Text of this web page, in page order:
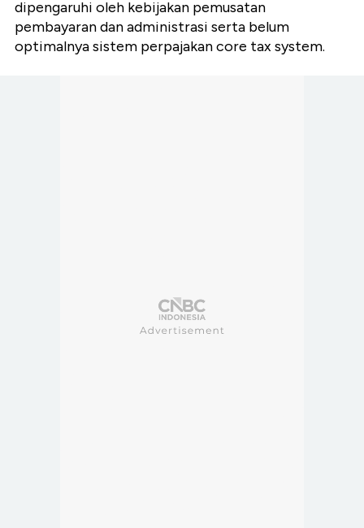
dipengaruhi oleh kebijakan pemusatan
pembayaran dan administrasi serta belum
optimalnya sistem perpajakan core tax system.